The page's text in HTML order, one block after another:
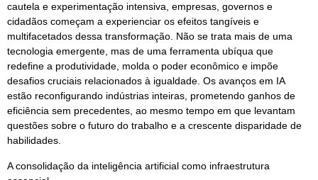
cautela e experimentação intensiva, empresas, governos e
cidadãos começam a experienciar os efeitos tangíveis e
multifacetados dessa transformação. Não se trata mais de uma
tecnologia emergente, mas de uma ferramenta ubíqua que
redefine a produtividade, molda o poder econômico e impõe
desafios cruciais relacionados à igualdade. Os avanços em IA
estão reconfigurando indústrias inteiras, prometendo ganhos de
eficiência sem precedentes, ao mesmo tempo em que levantam
questões sobre o futuro do trabalho e a crescente disparidade de
habilidades.
A consolidação da inteligência artificial como infraestrutura